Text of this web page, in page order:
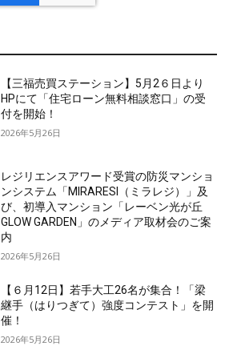
【三福売買ステーション】5月2６日より
HPにて「住宅ローン無料相談窓口」の受
付を開始！
2026年5月26日
レジリエンスアワード受賞の防災マンショ
ンシステム「MIRARESI（ミラレジ）」及
び、初導入マンション「レーベン光が丘
GLOW GARDEN」のメディア取材会のご案
内
2026年5月26日
【６月12日】若手大工26名が集合！「梁
継手（はりつぎて）強度コンテスト」を開
催！
2026年5月26日